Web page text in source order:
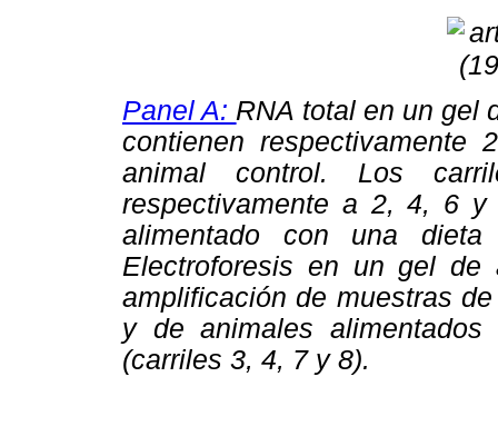
Panel A: RNA total en un gel
contienen
animal control. Los
respectivamente a 2, 4, 6
alimentado con una
Electroforesis en un gel
amplificación de muestras
y de animales
(carriles 3, 4, 7 y 8).